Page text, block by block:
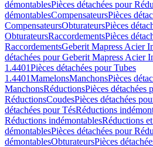
démontablesPièces détachées pour
démontablesCompensateursPièces
CompensateursObturateursPièces
ObturateursRaccordementsPièces
RaccordementsGeberit Mapress Acier
détachées pour Geberit Mapress Acier
1.4401Pièces détachées pour Tubes
1.4401MamelonsManchonsPièces
ManchonsRéductionsPièces détachées
RéductionsCoudesPièces détachées
détachées pour TésRéductions
Réductions indémontablesRéductions
démontablesPièces détachées pour
démontablesObturateursPièces